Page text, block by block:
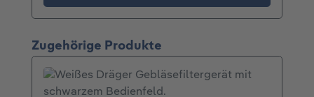
Produktgalerie überspringen
Zugehörige Produkte